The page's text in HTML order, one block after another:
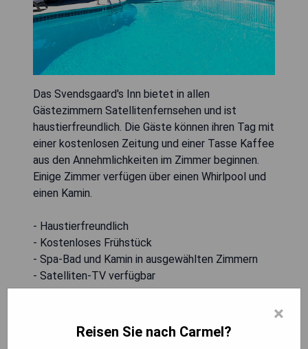
Das Svendsgaard's Inn bietet in allen
Gästezimmern Satellitenfernsehen und ist
haustierfreundlich. Die Gäste können ihren Tag mit
einer kostenlosen Zeitung und einer Tasse Kaffee
aus den Annehmlichkeiten im Zimmer beginnen.
Einige Zimmer verfügen über einen Whirlpool und
einen Kamin.
- Haustierfreundlich
- Kostenloses Frühstück
- Spa-Bad und Kamin in ausgewählten Zimmern
- Satelliten-TV verfügbar
- Kostenlose Zeitungen
PREISE ANZEIGEN
×
Reisen Sie nach Carmel?